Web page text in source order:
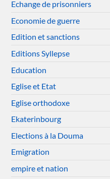
Echange de prisonniers
Economie de guerre
Edition et sanctions
Editions Syllepse
Education
Eglise et Etat
Eglise orthodoxe
Ekaterinbourg
Elections à la Douma
Emigration
empire et nation